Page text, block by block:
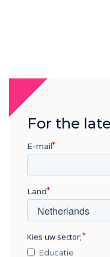
For the
E-mail
Land
Kies uw sector;
Educatie